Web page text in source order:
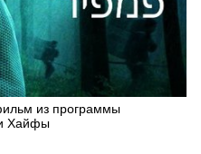
из программы
Хайфы